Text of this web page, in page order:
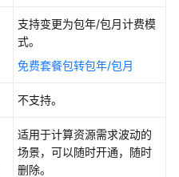
支持变更为包年/包月计费模
式。
免费套餐包转包年/包月
不支持。
适用于计算资源需求波动的
场景，可以随时开通，随时
删除。